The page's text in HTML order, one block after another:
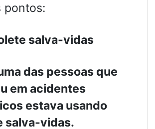
pontos:
salva-vidas
das pessoas que
em acidentes
estava usando
salva-vidas.